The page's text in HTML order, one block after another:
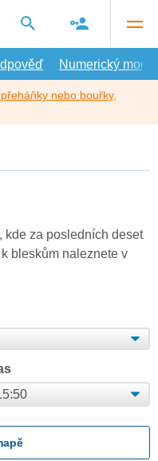
Numerický model
nebo bouřky,
kde za posledních deset
bleskům naleznete v